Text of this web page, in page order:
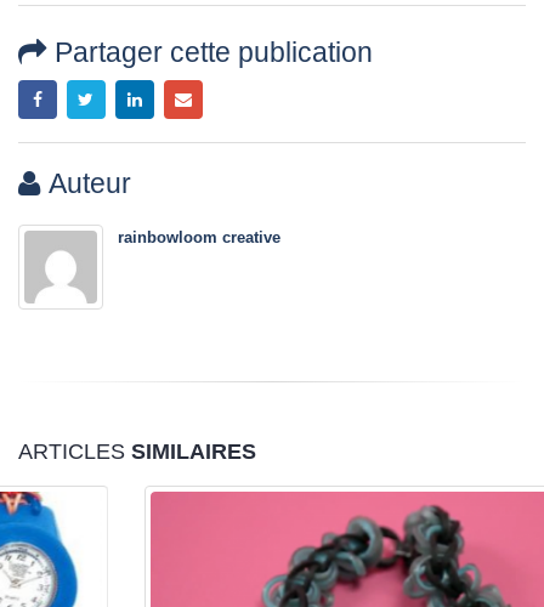
Partager cette publication
Auteur
rainbowloom creative
ARTICLES SIMILAIRES